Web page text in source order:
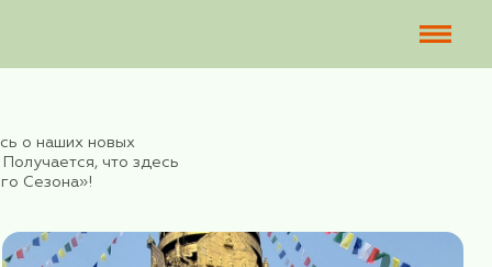
рассказывать здесь о наших новых
летопись «Бархатного Сезона»!